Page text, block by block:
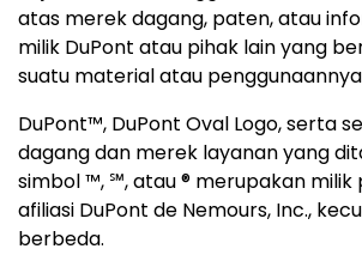
atas merek dagang, paten, atau
milik DuPont atau pihak lain yang
suatu material atau
DuPont™, DuPont Oval Logo, serta
dagang dan merek layanan yang
simbol ™, ℠, atau ® merupakan milik
afiliasi DuPont de Nemours, Inc.,
berbeda.